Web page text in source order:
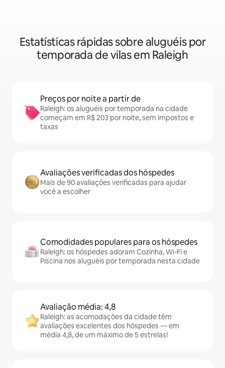
Estatísticas rápidas sobre aluguéis por
temporada de vilas em Raleigh
Preços por noite a partir de
Raleigh: os aluguéis por temporada na cidade
começam em R$ 203 por noite, sem impostos e
taxas
Avaliações verificadas dos hóspedes
Mais de 90 avaliações verificadas para ajudar
você a escolher
Comodidades populares para os hóspedes
Raleigh: os hóspedes adoram Cozinha, Wi-Fi e
Piscina nos aluguéis por temporada nesta cidade
Avaliação média: 4,8
Raleigh: as acomodações da cidade têm
avaliações excelentes dos hóspedes — em
média 4,8, de um máximo de 5 estrelas!